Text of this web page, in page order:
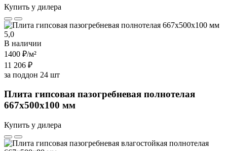
Купить у дилера
5,0
В наличии
1400 ₽/м²
11 206 ₽
за поддон 24 шт
Плита гипсовая пазогребневая полнотелая
667х500х100 мм
Купить у дилера